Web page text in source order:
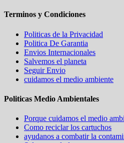
Terminos y Condiciones
Politicas de la Privacidad
Politica De Garantia
Envios Internacionales
Salvemos el planeta
Seguir Envio
cuidamos el medio ambiente
Politicas Medio Ambientales
Porque cuidamos el medio
Como reciclar los cartuchos
ayudanos a combatir la